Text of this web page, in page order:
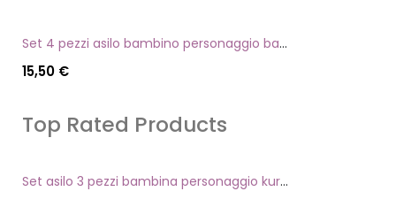
Set 4 pezzi asilo bambino personaggio batman
15,50 €
Top Rated Products
Set asilo 3 pezzi bambina personaggio kuromi